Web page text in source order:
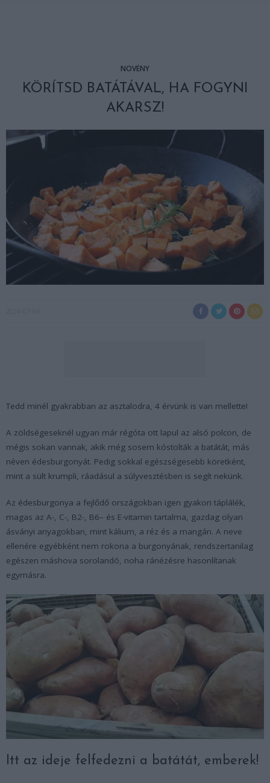
NÖVÉNY
KÖRÍTSD BATÁTÁVAL, HA FOGYNI
AKARSZ!
Tedd minél gyakrabban az asztalodra, 4 érvünk is van mellette!
A zöldségeseknél ugyan már régóta ott lapul az alsó polcon, de
mégis sokan vannak, akik még sosem kóstolták a batátát, más
néven édesburgonyát. Pedig sokkal egészségesebb köretként,
mint a sült krumpli, ráadásul a súlyvesztésben is segít nekünk.
Az édesburgonya a fejlődő országokban igen gyakori táplálék,
magas az A-, C-, B2-, B6– és E-vitamin tartalma, gazdag olyan
ásványi anyagokban, mint kálium, a réz és a mangán. A neve
ellenére egyébként nem rokona a burgonyának, rendszertanilag
egészen máshova sorolandó, noha ránézésre hasonlítanak
egymásra.
Itt az ideje felfedezni a batátát, emberek!